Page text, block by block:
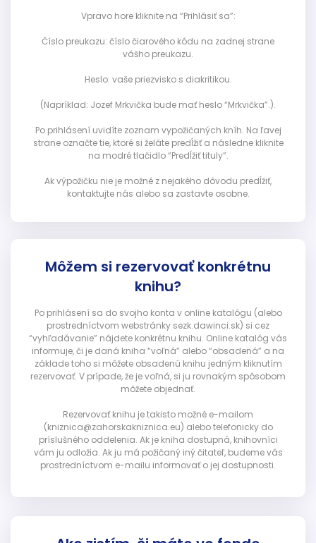
Vpravo hore kliknite na “Prihlásiť sa”:
Číslo preukazu: číslo čiarového kódu na zadnej strane
vášho preukazu.
Heslo: vaše priezvisko s diakritikou.
(Napríklad: Jozef Mrkvička bude mať heslo “Mrkvička”.).
Po prihlásení uvidíte zoznam vypožičaných kníh. Na ľavej
strane označte tie, ktoré si želáte predĺžiť a následne kliknite
na modré tlačidlo “Predĺžiť tituly”.
Ak výpožičku nie je možné z nejakého dôvodu predĺžiť,
kontaktujte nás alebo sa zastavte osobne.
Môžem si rezervovať konkrétnu
knihu?
Po prihlásení sa do svojho konta v online katalógu (alebo
prostredníctvom webstránky sezk.dawinci.sk) si cez
“vyhľadávanie” nájdete konkrétnu knihu. Online katalóg vás
informuje, či je daná kniha “voľná” alebo “obsadená” a na
základe toho si môžete obsadenú knihu jedným kliknutím
rezervovať. V prípade, že je voľná, si ju rovnakým spôsobom
môžete objednať.
Rezervovať knihu je takisto možné e-mailom
(kniznica@zahorskakniznica.eu) alebo telefonicky do
príslušného oddelenia. Ak je kniha dostupná, knihovníci
vám ju odložia. Ak ju má požičaný iný čitateľ, budeme vás
prostredníctvom e-mailu informovať o jej dostupnosti.